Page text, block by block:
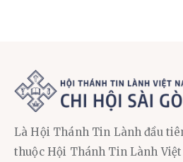
Là Hội Thánh Tin Lành đầu
thuộc Hội Thánh Tin Lành